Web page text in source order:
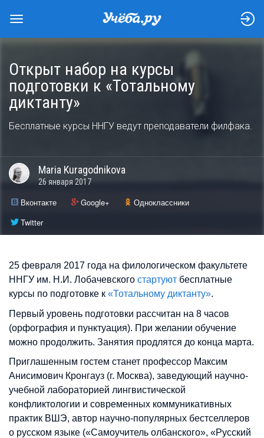
Открыт набор на курсы
подготовки к «Тотальному
диктанту»
Бесплатные курсы ННГУ ведут преподаватели филфака.
Maria Kuragodnikova
26 января 2017
Вконтакте Google+
Одноклассники
Twitter
25 февраля 2017 года на филологическом факультете
ННГУ им. Н.И. Лобачевского стартуют бесплатные
курсы по подготовке к «Тотальному диктанту».
Первый уровень подготовки рассчитан на 8 часов
(орфография и пунктуация). При желании обучение
можно продолжить. Занятия продлятся до конца марта.
Приглашенным гостем станет профессор Максим
Анисимович Кронгауз (г. Москва), заведующий научно-
учебной лабораторией лингвистической
конфликтологии и современных коммуникативных
практик ВШЭ, автор научно-популярных бестселлеров
о русском языке («Самоучитель олбанского», «Русский